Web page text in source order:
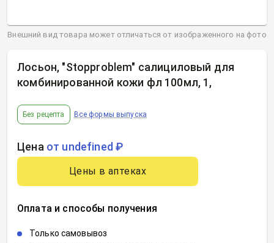
Лосьон, "Stopproblem" салициловый для
комбинированной кожи фл 100мл, 1 ,
Без рецепта Все формы выпуска
Цена от undefined ₽
Цены в аптеках
Оплата и способы получения
Только самовывоз
Внешний вид товара может отличаться от изображенного на фото